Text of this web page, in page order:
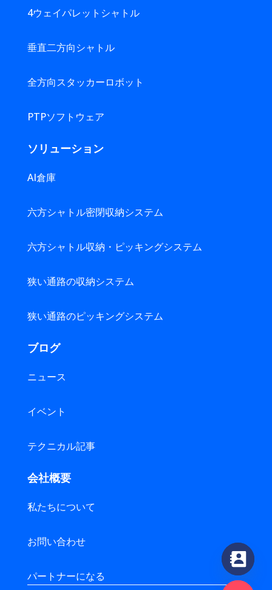
4ウェイパレットシャトル
垂直二方向シャトル
全方向スタッカーロボット
PTPソフトウェア
ソリューション
AI倉庫
六方シャトル密閉収納システム
六方シャトル収納・ピッキングシステム
狭い通路の収納システム
狭い通路のピッキングシステム
ブログ
ニュース
イベント
テクニカル記事
会社概要
私たちについて
お問い合わせ
パートナーになる